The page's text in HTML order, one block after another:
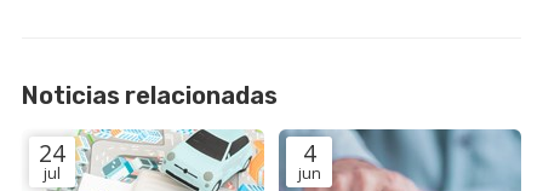
Noticias relacionadas
24
jul
4
jun